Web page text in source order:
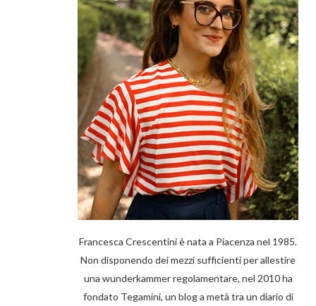
Francesca Crescentini è nata a Piacenza nel 1985.
Non disponendo dei mezzi sufficienti per allestire
una wunderkammer regolamentare, nel 2010 ha
fondato Tegamini, un blog a metà tra un diario di